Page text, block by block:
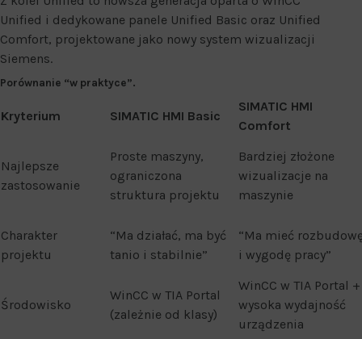
Unified i dedykowane panele Unified Basic oraz Unified
Comfort, projektowane jako nowy system wizualizacji
Siemens.
Porównanie “w praktyce”.
Kryterium SIMATIC HMI Basic
SIMATIC HMI
Comfort
Najlepsze
zastosowanie
Proste maszyny,
ograniczona
struktura projektu
Bardziej złożone
wizualizacje na
maszynie
Charakter
projektu
“Ma działać, ma być
tanio i stabilnie”
“Ma mieć
i wygodę pracy”
Środowisko
WinCC w TIA Portal
(zależnie od klasy)
WinCC w TIA Portal +
wysoka wydajność
urządzenia